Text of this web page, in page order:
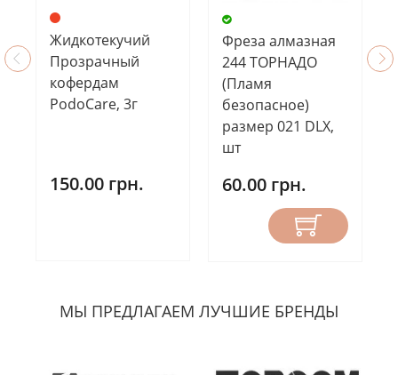
Жидкотекучий
Прозрачный
кофердам
PodoCare, 3г
150.00 грн.
Фреза алмазная
244 ТОРНАДО
(Пламя
безопасное)
размер 021 DLX,
шт
60.00 грн.
МЫ ПРЕДЛАГАЕМ ЛУЧШИЕ БРЕНДЫ